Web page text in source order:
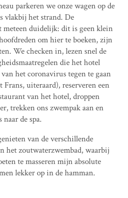
parkeren we onze wagen op de
vlakbij het strand. De
duidelijk: dit is geen klein
om hier te boeken, zijn
We checken in, lezen snel de
die het hotel
het coronavirus tegen te gaan
Frans, uiteraard), reserveren een
van het hotel, droppen
trekken ons zwempak aan en
naar de spa.
van de verschillende
het zoutwaterzwembad, waarbij
te masseren mijn absolute
lekker op in de hamman.